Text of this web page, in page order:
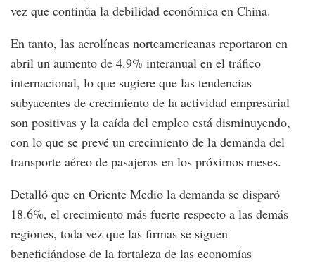
vez que continúa la debilidad económica en China.
En tanto, las aerolíneas norteamericanas reportaron en
abril un aumento de 4.9% interanual en el tráfico
internacional, lo que sugiere que las tendencias
subyacentes de crecimiento de la actividad empresarial
son positivas y la caída del empleo está disminuyendo,
con lo que se prevé un crecimiento de la demanda del
transporte aéreo de pasajeros en los próximos meses.
Detalló que en Oriente Medio la demanda se disparó
18.6%, el crecimiento más fuerte respecto a las demás
regiones, toda vez que las firmas se siguen
beneficiándose de la fortaleza de las economías